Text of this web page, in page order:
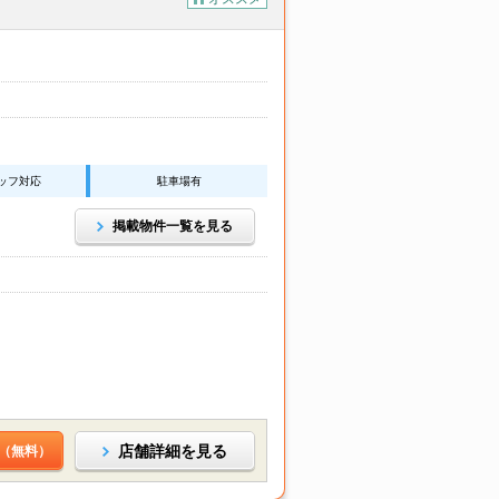
フ対応 駐車場有
掲載物件一覧を見る
無料） 店舗詳細を見る